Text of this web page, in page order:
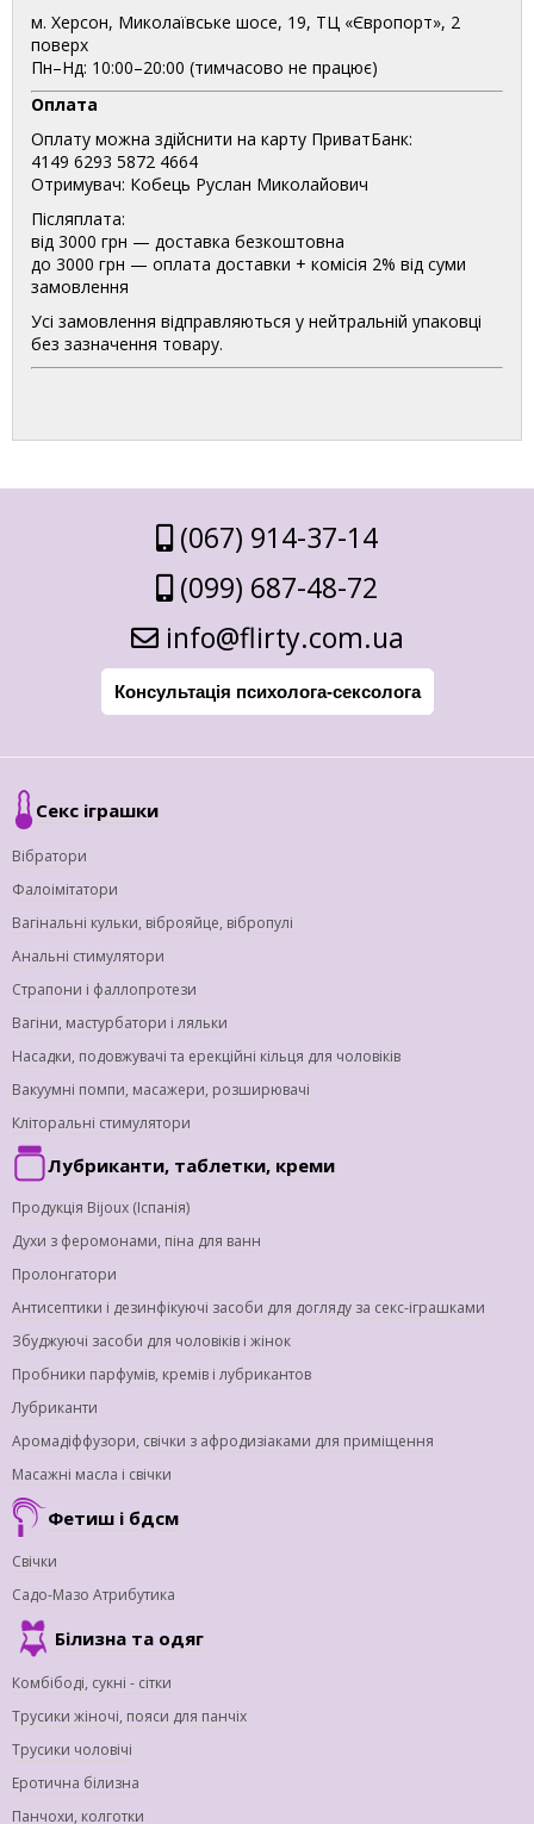
м. Херсон, Миколаївське шосе, 19, ТЦ «Європорт», 2
поверх
Пн–Нд: 10:00–20:00 (тимчасово не працює)
Оплата
Оплату можна здійснити на карту ПриватБанк:
4149 6293 5872 4664
Отримувач: Кобець Руслан Миколайович
Післяплата:
від 3000 грн — доставка безкоштовна
до 3000 грн — оплата доставки + комісія 2% від суми
замовлення
Усі замовлення відправляються у нейтральній упаковці
без зазначення товару.
(067) 914-37-14
(099) 687-48-72
info@flirty.com.ua
Консультація психолога-сексолога
Секс іграшки
Вібратори
Фалоімітатори
Вагінальні кульки, віброяйце, вібропулі
Анальні стимулятори
Страпони і фаллопротези
Вагіни, мастурбатори і ляльки
Насадки, подовжувачі та ерекційні кільця для чоловіків
Вакуумні помпи, масажери, розширювачі
Кліторальні стимулятори
Лубриканти, таблетки, креми
Продукція Bijoux (Іспанія)
Духи з феромонами, піна для ванн
Пролонгатори
Антисептики і дезинфікуючі засоби для догляду за секс-іграшками
Збуджуючі засоби для чоловіків і жінок
Пробники парфумів, кремів і лубрикантов
Лубриканти
Аромадіффузори, свічки з афродизіаками для приміщення
Масажні масла і свічки
Фетиш і бдсм
Свічки
Садо-Мазо Атрибутика
Білизна та одяг
Комбібоді, сукні - сітки
Трусики жіночі, пояси для панчіх
Трусики чоловічі
Еротична білизна
Панчохи, колготки